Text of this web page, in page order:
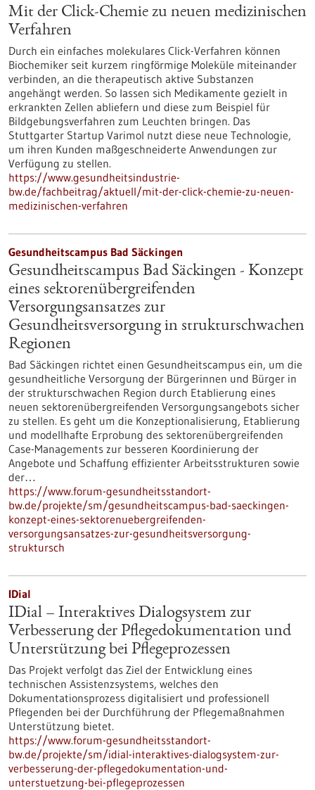
Mit der Click-Chemie zu neuen medizinischen
Verfahren
Durch ein einfaches molekulares Click-Verfahren können
Biochemiker seit kurzem ringförmige Moleküle miteinander
verbinden, an die therapeutisch aktive Substanzen
angehängt werden. So lassen sich Medikamente gezielt in
erkrankten Zellen abliefern und diese zum Beispiel für
Bildgebungsverfahren zum Leuchten bringen. Das
Stuttgarter Startup Varimol nutzt diese neue Technologie,
um ihren Kunden maßgeschneiderte Anwendungen zur
Verfügung zu stellen.
https://www.gesundheitsindustrie-
bw.de/fachbeitrag/aktuell/mit-der-click-chemie-zu-neuen-
medizinischen-verfahren
Gesundheitscampus Bad Säckingen
Gesundheitscampus Bad Säckingen - Konzept
eines sektorenübergreifenden
Versorgungsansatzes zur
Gesundheitsversorgung in strukturschwachen
Regionen
Bad Säckingen richtet einen Gesundheitscampus ein, um die
gesundheitliche Versorgung der Bürgerinnen und Bürger in
der strukturschwachen Region durch Etablierung eines
neuen sektorenübergreifenden Versorgungsangebots sicher
zu stellen. Es geht um die Konzeptionalisierung, Etablierung
und modellhafte Erprobung des sektorenübergreifenden
Case-Managements zur besseren Koordinierung der
Angebote und Schaffung effizienter Arbeitsstrukturen sowie
der…
https://www.forum-gesundheitsstandort-
bw.de/projekte/sm/gesundheitscampus-bad-saeckingen-
konzept-eines-sektorenuebergreifenden-
versorgungsansatzes-zur-gesundheitsversorgung-
struktursch
IDial
IDial – Interaktives Dialogsystem zur
Verbesserung der Pflegedokumentation und
Unterstützung bei Pflegeprozessen
Das Projekt verfolgt das Ziel der Entwicklung eines
technischen Assistenzsystems, welches den
Dokumentationsprozess digitalisiert und professionell
Pflegenden bei der Durchführung der Pflegemaßnahmen
Unterstützung bietet.
https://www.forum-gesundheitsstandort-
bw.de/projekte/sm/idial-interaktives-dialogsystem-zur-
verbesserung-der-pflegedokumentation-und-
unterstuetzung-bei-pflegeprozessen